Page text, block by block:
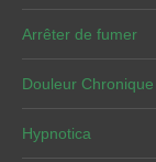
Arrêter de fumer
Douleur Chronique
Hypnotica